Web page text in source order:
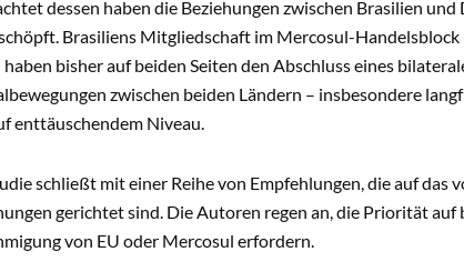
dessen haben die Beziehungen zwischen Brasilien
Brasiliens Mitgliedschaft im Mercosul-
bisher auf beiden Seiten den Abschluss eines
zwischen beiden Ländern – insbesondere
enttäuschendem Niveau.
schließt mit einer Reihe von Empfehlungen, die auf das
gerichtet sind. Die Autoren regen an, die Priorität
von EU oder Mercosul erfordern.